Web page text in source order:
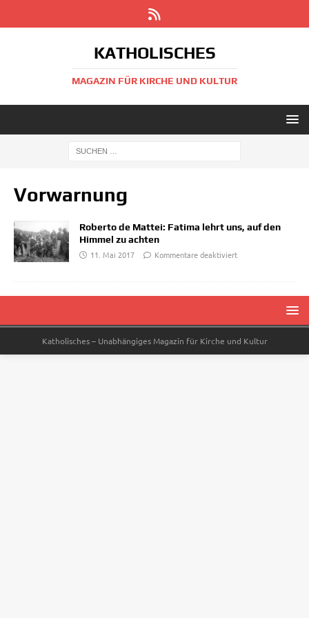
KATHOLISCHES
MAGAZIN FÜR KIRCHE UND KULTUR
Vorwarnung
Roberto de Mattei: Fatima lehrt uns, auf den
Himmel zu achten
11. Mai 2017
Kommentare deaktiviert
Katholisches – Unabhängiges Magazin für Kirche und Kultur